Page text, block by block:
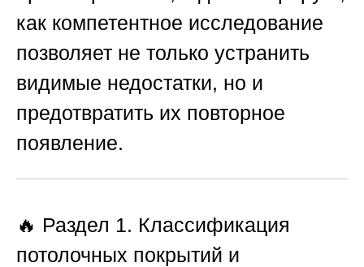
как компетентное исследование
позволяет не только устранить
видимые недостатки, но и
предотвратить их повторное
появление.
🔥 Раздел 1. Классификация
потолочных покрытий и